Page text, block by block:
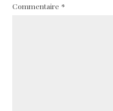
Commentaire *